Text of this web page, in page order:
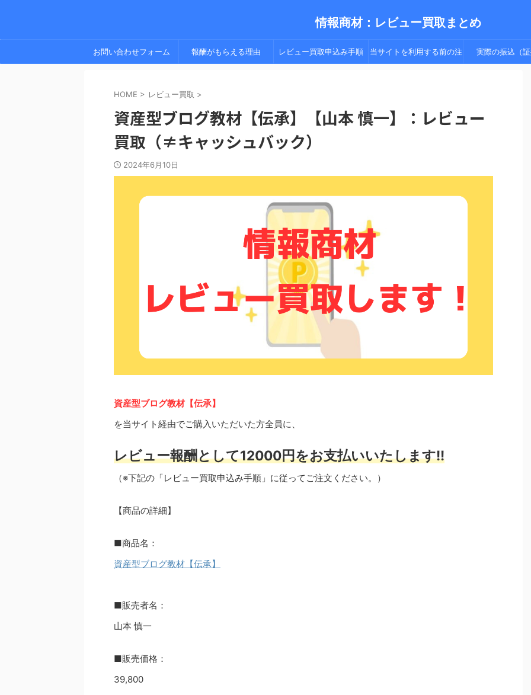
情報商材：レビュー買取まとめ
お問い合わせフォーム 報酬がもらえる理由 レビュー買取申込み手順 当サイトを利用する前の注 実際の振込（証
HOME > レビュー買取 >
資産型ブログ教材【伝承】【山本 慎一】：レビュー
買取（≠キャッシュバック）
2024年6月10日
資産型ブログ教材【伝承】
を当サイト経由でご購入いただいた方全員に、
レビュー報酬として12000円をお支払いいたします!!
（※下記の「レビュー買取申込み手順」に従ってご注文ください。）
【商品の詳細】
■商品名：
資産型ブログ教材【伝承】
■販売者名：
山本 慎一
■販売価格：
39,800